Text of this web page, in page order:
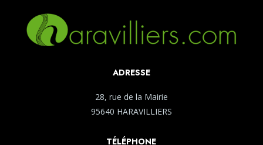
ADRESSE
28, rue de la Mairie
95640 HARAVILLIERS
TÉLÉPHONE